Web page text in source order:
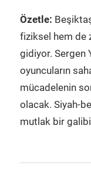
Özetle:
fiziksel hem de
gidiyor. Sergen
oyuncuların
mücadelenin
olacak. Siyah-
mutlak bir